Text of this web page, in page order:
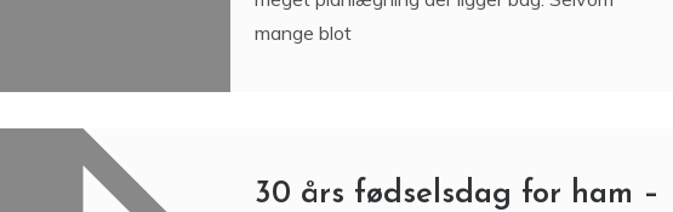
mange blot
30 års fødselsdag for ham –